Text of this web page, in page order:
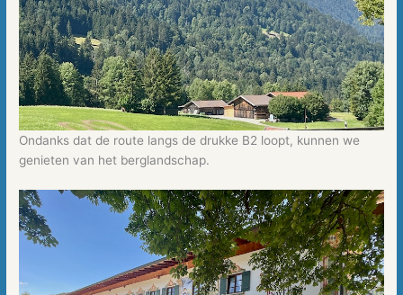
Ondanks dat de route langs de drukke B2 loopt, kunnen we
genieten van het berglandschap.